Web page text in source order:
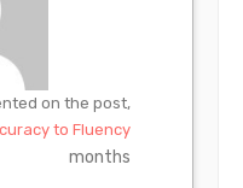
on the post,
to Fluency
months